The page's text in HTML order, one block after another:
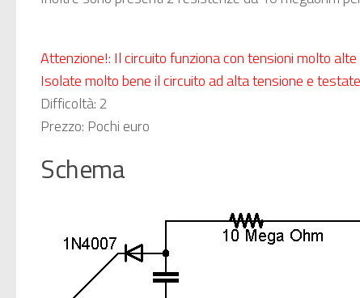
Attenzione!: Il circuito funziona con tensioni molto
Isolate molto bene il circuito ad alta tensione e
Difficoltà: 2
Prezzo: Pochi euro
Schema